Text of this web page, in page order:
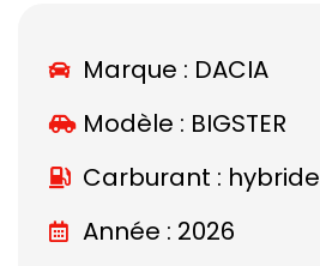
Marque : DACIA
Modèle : BIGSTER
Carburant : hybride
Année : 2026